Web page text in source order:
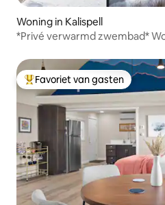
Woning in Kalispell
*Privé verwarmd zwembad*
Topfavoriet van gasten
Favoriet van gasten